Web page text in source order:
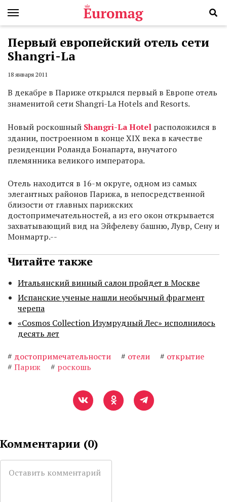
Первый европейский отель сети
Shangri-La
18 января 2011
В декабре в Париже открылся первый в Европе отель
знаменитой сети Shangri-La Hotels and Resorts.
Новый роскошный Shangri-La Hotel расположился в
здании, построенном в конце XIX века в качестве
резиденции Роланда Бонапарта, внучатого
племянника великого императора.
Отель находится в 16-м округе, одном из самых
элегантных районов Парижа, в непосредственной
близости от главных парижских
достопримечательностей, а из его окон открывается
захватывающий вид на Эйфелеву башню, Лувр, Сену и
Монмартр.--
Читайте также
Итальянский винный салон пройдет в Москве
Испанские ученые нашли необычный фрагмент
черепа
«Cosmos Collection Изумрудный Лес» исполнилось
десять лет
# достопримечательности # отели # открытие
# Париж # роскошь
Комментарии (0)